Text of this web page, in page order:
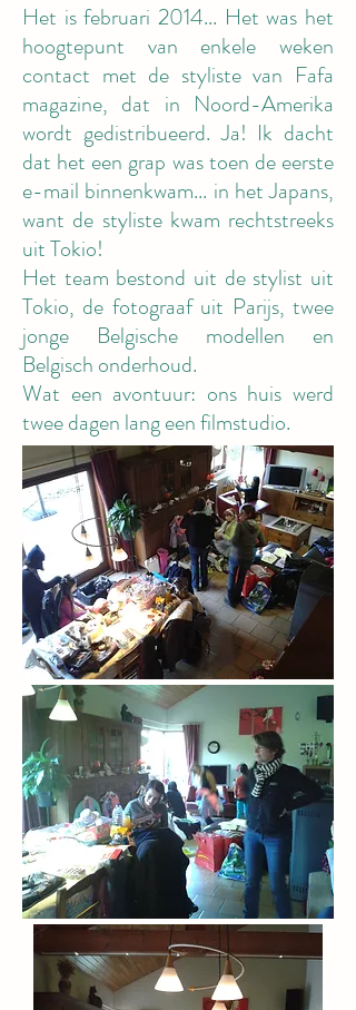
Het is februari 2014... Het was het
hoogtepunt van enkele weken
contact met de styliste van Fafa
magazine, dat in Noord-Amerika
wordt gedistribueerd. Ja! Ik dacht
dat het een grap was toen de eerste
e-mail binnenkwam... in het Japans,
want de styliste kwam rechtstreeks
uit Tokio!
Het team bestond uit de stylist uit
Tokio, de fotograaf uit Parijs, twee
jonge Belgische modellen en
Belgisch onderhoud.
Wat een avontuur: ons huis werd
twee dagen lang een filmstudio.